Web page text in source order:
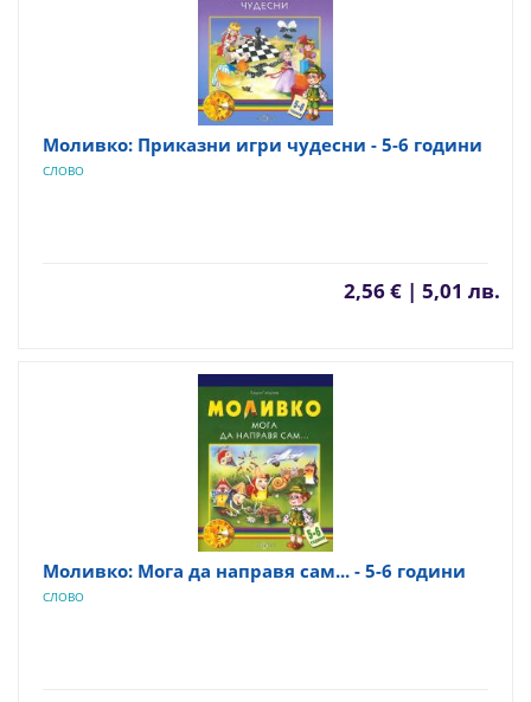
Моливко: Приказни игри чудесни - 5-6 години
СЛОВО
2,56 € | 5,01 лв.
Моливко: Мога да направя сам... - 5-6 години
СЛОВО